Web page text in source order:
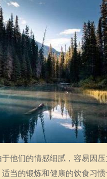
他们的情感细腻，容易因
当的锻炼和健康的饮食习惯